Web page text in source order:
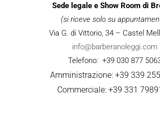
Sede legale e Show Room di
(si riceve solo su
Via G. di Vittorio, 34 – Castel
info@barberanoleggi.com
Telefono: +39 030 877
Amministrazione: +39 339
Commerciale: +39 331